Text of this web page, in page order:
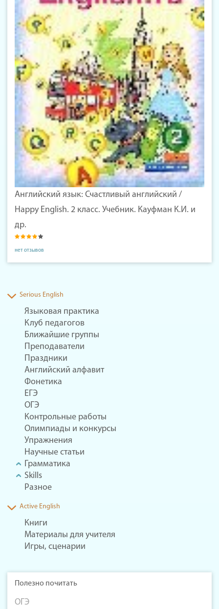
Английский язык: Счастливый английский /
Happy English. 2 класс. Учебник. Кауфман К.И. и
др.
нет отзывов
Serious English
Языковая практика
Клуб педагогов
Ближайшие группы
Преподаватели
Праздники
Английский алфавит
Фонетика
ЕГЭ
ОГЭ
Контрольные работы
Олимпиады и конкурсы
Упражнения
Научные статьи
Грамматика
Skills
Разное
Active English
Книги
Материалы для учителя
Игры, сценарии
Полезно почитать
ОГЭ